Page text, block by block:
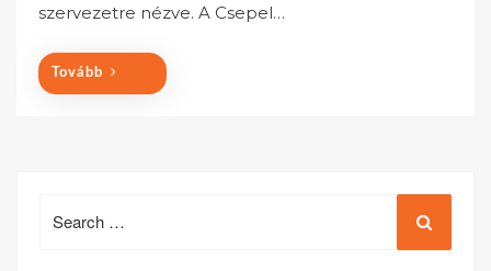
szervezetre nézve. A Csepel…
Tovább
for: